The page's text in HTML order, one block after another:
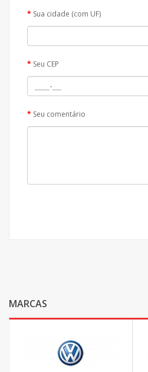
Sua cidade (com UF)
Seu CEP
Seu comentário
MARCAS